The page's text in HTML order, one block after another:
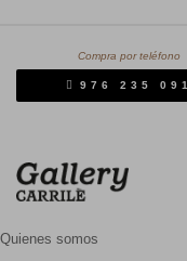
Compra por teléfono
976 235 091
Quienes somos